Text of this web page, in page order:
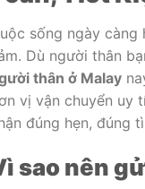
sống ngày
Dù người thân
thân ở Malay
vị vận chuyển uy
đúng hẹn, đúng
sao nên